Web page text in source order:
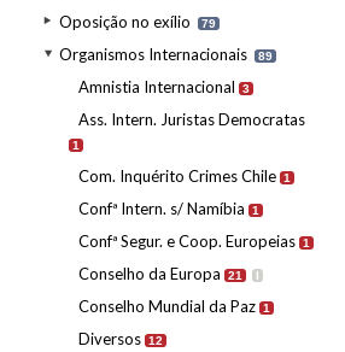
Oposição no exílio 79
Organismos Internacionais 89
Amnistia Internacional 3
Ass. Intern. Juristas Democratas
1
Com. Inquérito Crimes Chile 1
Confª Intern. s/ Namíbia 1
Confª Segur. e Coop. Europeias 1
Conselho da Europa 21 I
Conselho Mundial da Paz 1
Diversos 12